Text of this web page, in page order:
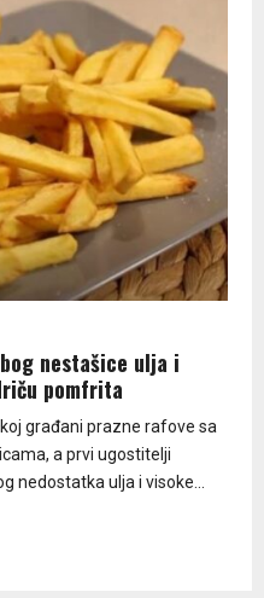
nestašice ulja i
pomfrita
građani prazne rafove sa
a prvi ugostitelji
nedostatka ulja i visoke...